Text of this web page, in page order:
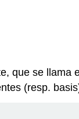
que se llama
(resp.